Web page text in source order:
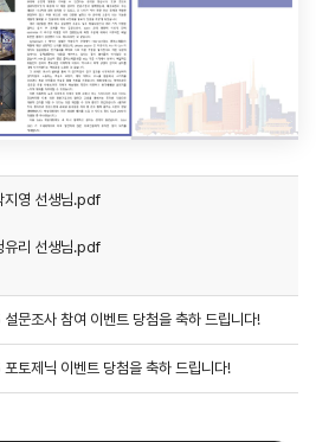
영 선생님.pdf
리 선생님.pdf
문조사 참여 이벤트 당첨을 축하 드립니다!
토제닉 이벤트 당첨을 축하 드립니다!